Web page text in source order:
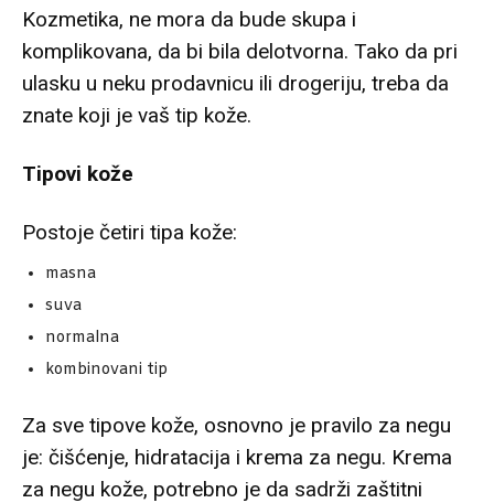
Kozmetika, ne mora da bude skupa i
komplikovana, da bi bila delotvorna. Tako da pri
ulasku u neku prodavnicu ili drogeriju, treba da
znate koji je vaš tip kože.
Tipovi kože
Postoje četiri tipa kože:
masna
suva
normalna
kombinovani tip
Za sve tipove kože, osnovno je pravilo za negu
je: čišćenje, hidratacija i krema za negu. Krema
za negu kože, potrebno je da sadrži zaštitni